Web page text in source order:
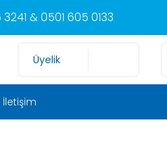
& 0501 605 0133
Üyelik
İletişim